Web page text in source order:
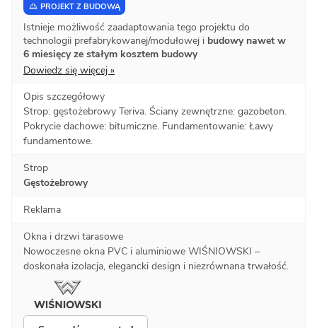
PROJEKT Z BUDOWĄ
Istnieje możliwość zaadaptowania tego projektu do
technologii prefabrykowanej/modułowej i budowy nawet w
6 miesięcy ze stałym kosztem budowy
Dowiedz się więcej »
Opis szczegółowy
Strop: gęstożebrowy Teriva. Ściany zewnętrzne: gazobeton.
Pokrycie dachowe: bitumiczne. Fundamentowanie: Ławy
fundamentowe.
Strop
Gęstożebrowy
Reklama
Okna i drzwi tarasowe
Nowoczesne okna PVC i aluminiowe WIŚNIOWSKI –
doskonała izolacja, elegancki design i niezrównana trwałość.